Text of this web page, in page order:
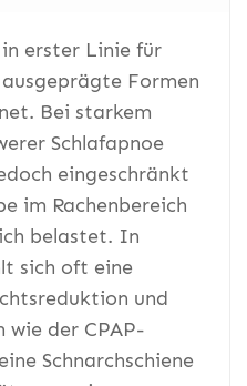
in erster Linie für
Formen
Bei starkem
Schlafapnoe
eingeschränkt
im Rachenbereich
belastet. In
sich oft eine
und
der CPAP-
Schnarchschiene